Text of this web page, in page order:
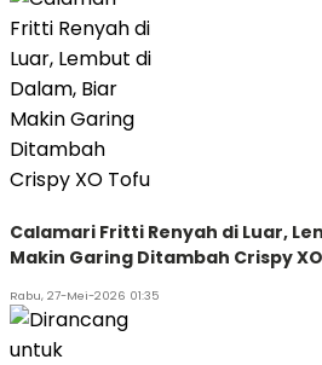
Calamari Fritti Renyah di Luar,
Makin Garing Ditambah Crispy
Rabu, 27-Mei-2026 01:35